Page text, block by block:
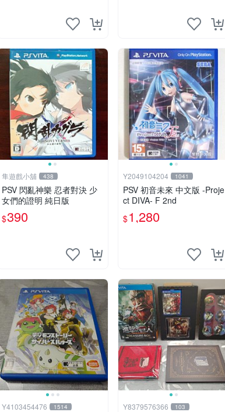
隼遊戲小舖 438
PSV 閃亂神樂 忍者對決 少
女們的證明 純日版
$390
Y2049104204 1041
PSV 初音未來 中文版 -Proje
ct DIVA- F 2nd
$1,280
Y4103454476 1514 Y8379576366 103